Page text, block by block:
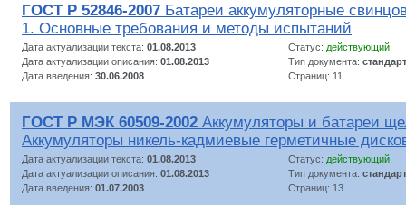
ГОСТ Р 52846-2007 Батареи аккумуляторные
1. Основные требования и методы испытаний
Дата актуализации текста: 01.08.2013 Статус: действующий
Дата актуализации описания: 01.08.2013 Тип документа: стандарт
Дата введения: 30.06.2008 Страниц: 11
ГОСТ Р МЭК 60509-2002 Аккумуляторы и батареи
Аккумуляторы никель-кадмиевые герметичные
Дата актуализации текста: 01.08.2013 Статус: действующий
Дата актуализации описания: 01.08.2013 Тип документа: стандарт
Дата введения: 01.07.2003 Страниц: 13